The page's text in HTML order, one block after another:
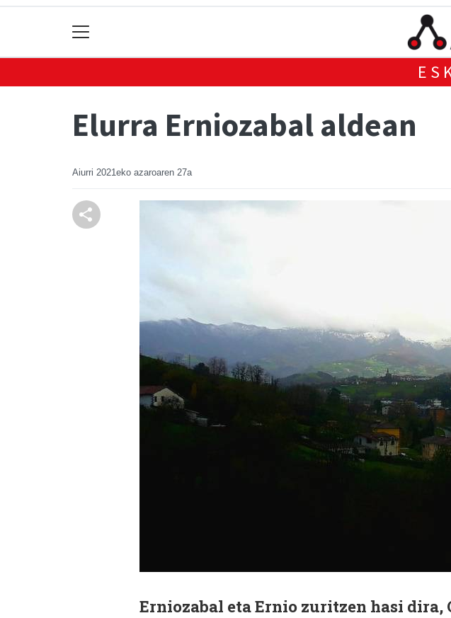
Elurra Erniozabal aldean
Aiurri 2021eko azaroaren 27a
Erniozabal eta Ernio zuritzen hasi